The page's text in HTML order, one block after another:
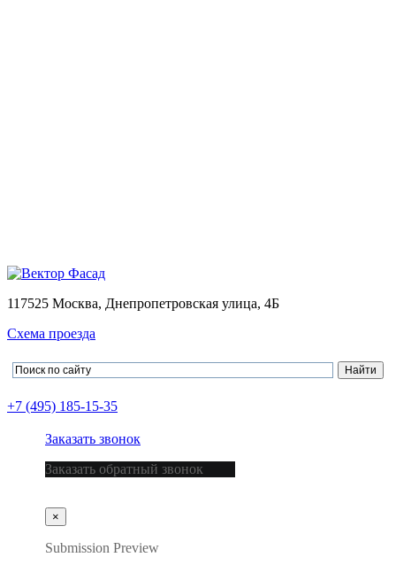
117525 Москва, Днепропетровская улица, 4Б
Схема проезда
+7 (495) 185-15-35
Заказать звонок
Заказать обратный звонок
×
Submission Preview